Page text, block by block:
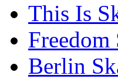
This Is
Freedom
Berlin